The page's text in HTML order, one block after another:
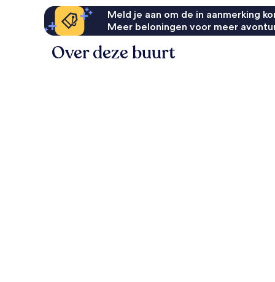
Meld je aan om de in aanmerking
Meer beloningen voor meer
Over deze buurt